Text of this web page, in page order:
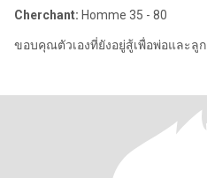
Cherchant: Homme 35 - 80
ขอบคุณตัวเองที่ยังอยู่สู้เพื่อพ่อและลูก